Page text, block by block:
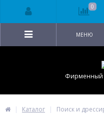
Фирменный
МЕНЮ
Каталог Поиск и
0